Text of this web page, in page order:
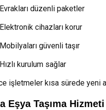
Evrakları düzenli paketler
Elektronik cihazları korur
Mobilyaları güvenli taşır
Hızlı kurulum sağlar
işletmeler kısa sürede yeni
Eşya Taşıma Hizmeti